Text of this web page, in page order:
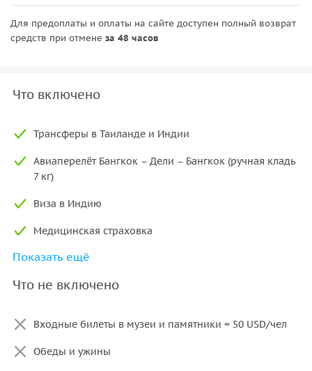
Для предоплаты и оплаты на сайте доступен полный возврат
средств при отмене за 48 часов
Что включено
Трансферы в Таиланде и Индии
Авиаперелёт Бангкок – Дели – Бангкок (ручная кладь
7 кг)
Виза в Индию
Медицинская страховка
Проживание в отелях по программе
Завтраки
Показать ещё
Что не включено
Входные билеты в музеи и памятники ≈ 50 USD/чел
Обеды и ужины